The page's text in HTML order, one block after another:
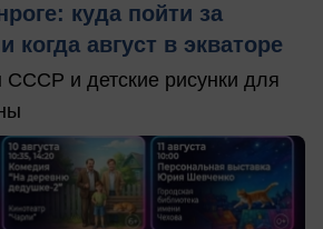
куда пойти за
когда август в экваторе
и детские рисунки для